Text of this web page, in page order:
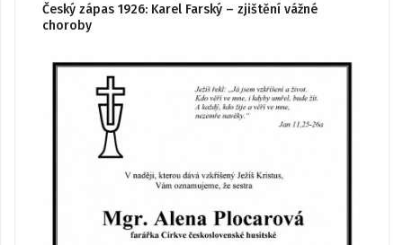
Český zápas 1926: Karel Farský – zjištění vážné
choroby